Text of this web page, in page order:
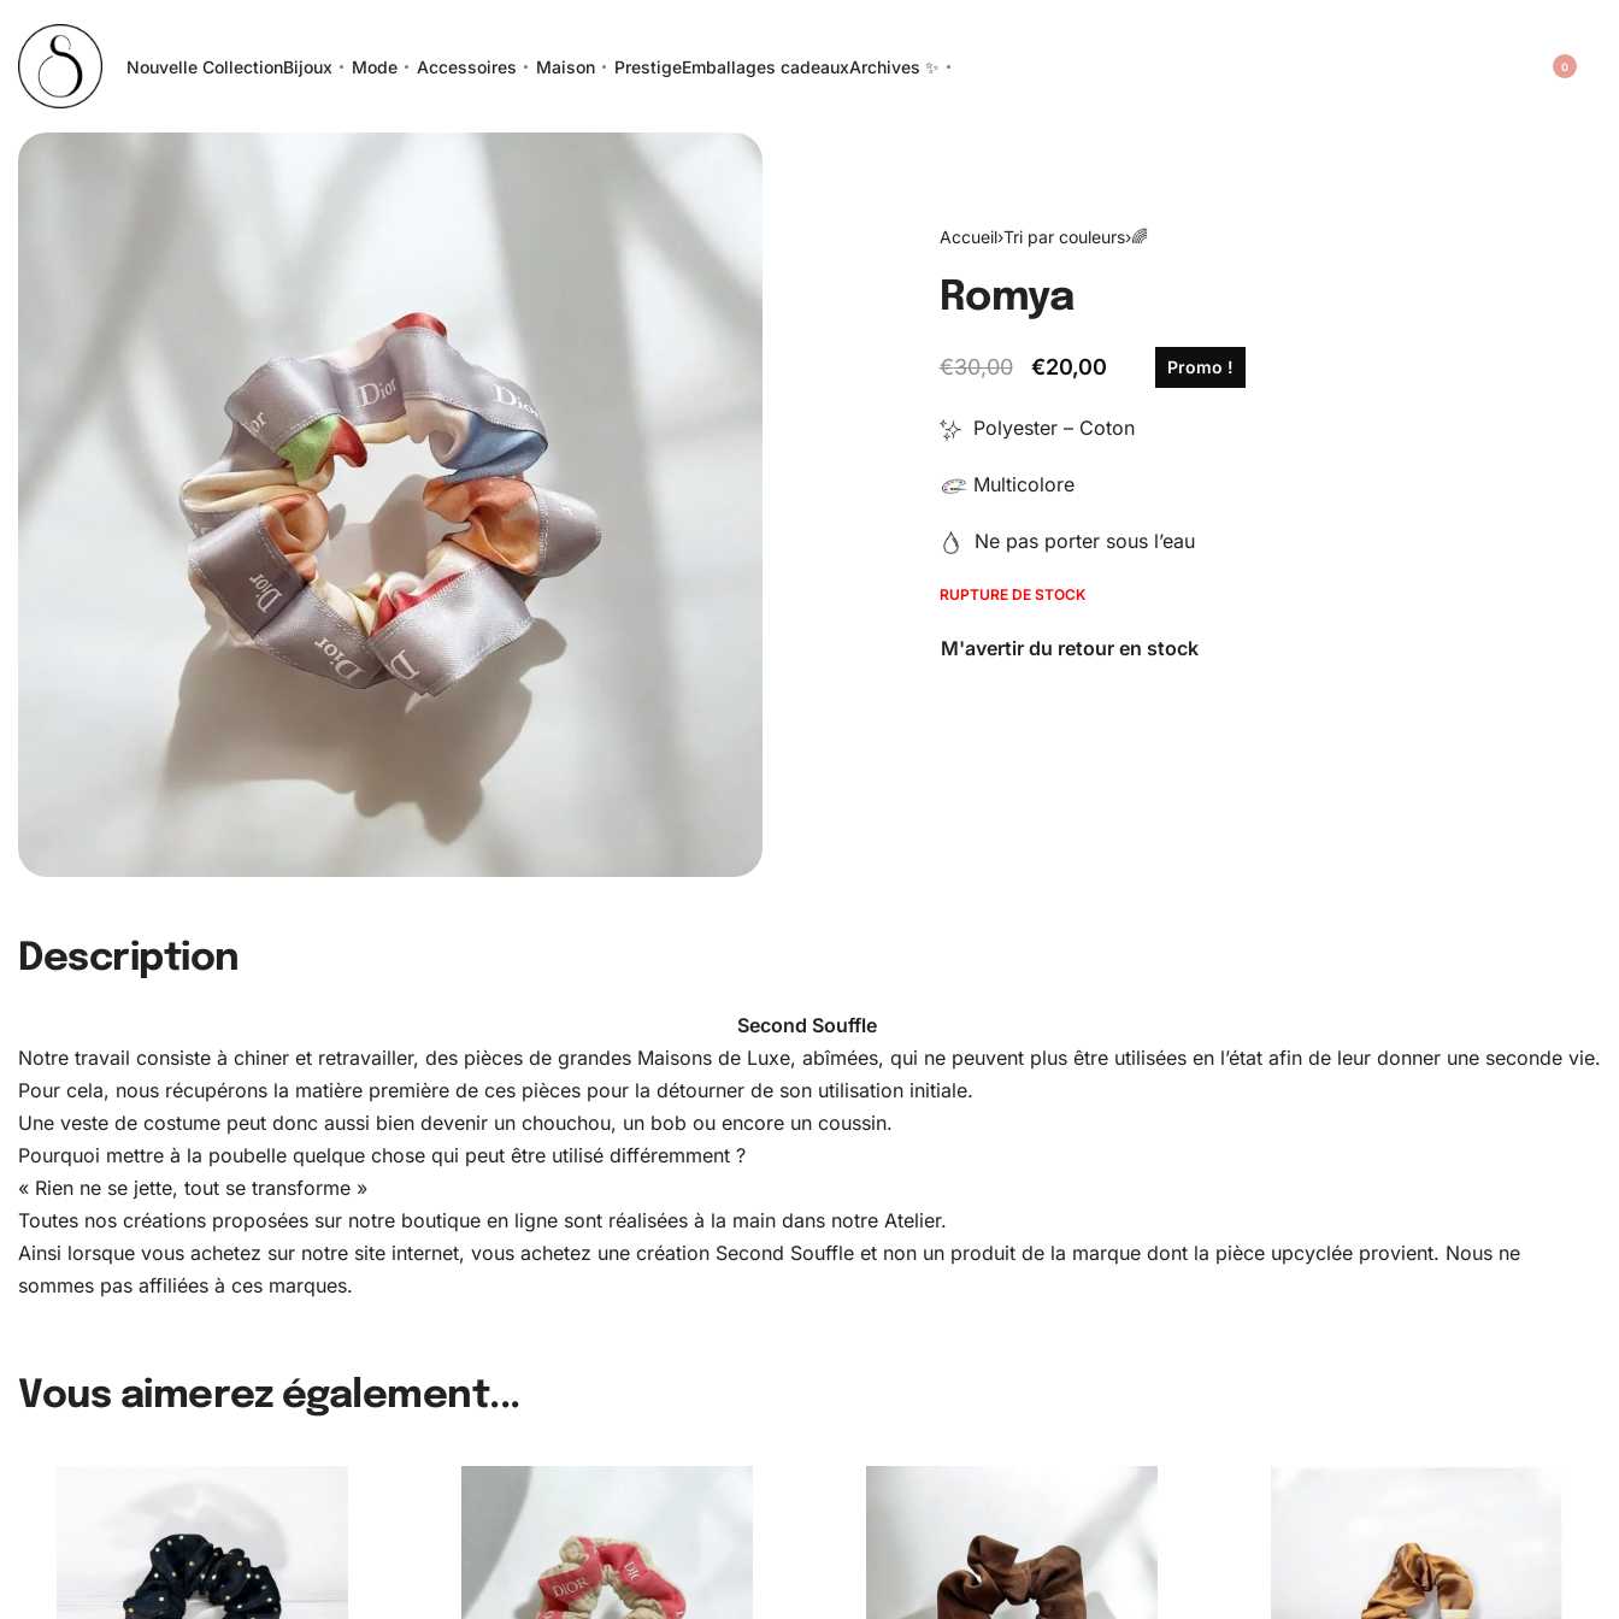
Nouvelle CollectionBijoux Mode Accessoires Maison PrestigeEmballages cadeauxArchives ✨ 0
Accueil›Tri par couleurs›🌈
Romya
€30,00 €20,00 Promo !
Polyester – Coton
Multicolore
Ne pas porter sous l’eau
RUPTURE DE STOCK
Description
Second Souffle
Notre travail consiste à chiner et retravailler, des pièces de grandes Maisons de Luxe, abîmées, qui ne peuvent plus être utilisées en l’état afin de leur donner une seconde vie.
Pour cela, nous récupérons la matière première de ces pièces pour la détourner de son utilisation initiale.
Une veste de costume peut donc aussi bien devenir un chouchou, un bob ou encore un coussin.
Pourquoi mettre à la poubelle quelque chose qui peut être utilisé différemment ?
« Rien ne se jette, tout se transforme »
Toutes nos créations proposées sur notre boutique en ligne sont réalisées à la main dans notre Atelier.
Ainsi lorsque vous achetez sur notre site internet, vous achetez une création Second Souffle et non un produit de la marque dont la pièce upcyclée provient. Nous ne
sommes pas affiliées à ces marques.
Vous aimerez également...